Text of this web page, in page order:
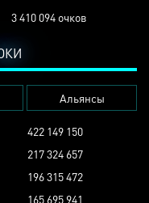
3 410 094 очков
Альянсы
422 149 150
217 324 657
196 315 472
165 695 941